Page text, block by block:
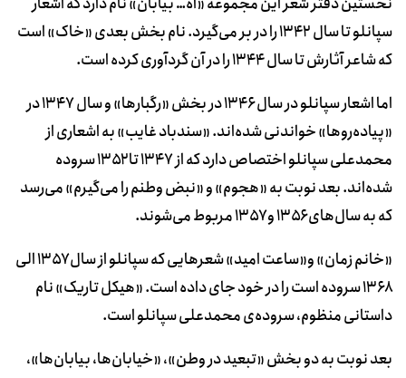
سپانلو تا سال ۱۳۴۲ را در بر می‌گیرد. نام بخش بعدی «خاک» است
که شاعر آثارش تا سال ۱۳۴۴ را در آن گردآوری کرده است.
اما اشعار سپانلو در سال ۱۳۴۶ در بخش «رگبارها» و سال ۱۳۴۷ در
«پیاده‌روها» خواندنی شده‌اند. «سندباد غایب» به اشعاری از
محمدعلی سپانلو اختصاص دارد که از ۱۳۴۷ تا ۱۳۵۲ سروده
شده‌اند. بعد نوبت به «هجوم» و «نبض وطنم را می‌گیرم» می‌رسد
که به سال‌های ۱۳۵۶ و ۱۳۵۷ مربوط می‌شوند.
«خانم زمان» و«ساعت امید» شعرهایی که سپانلو از سال ۱۳۵۷ الی
۱۳۶۸ سروده است را در خود جای داده است. «هیکل تاریک» نام
داستانی منظوم، سروده‌ی محمدعلی سپانلو است.
بعد نوبت به دو بخش «تبعید در وطن»، «خیابان‌ها، بیابان‌ها»،